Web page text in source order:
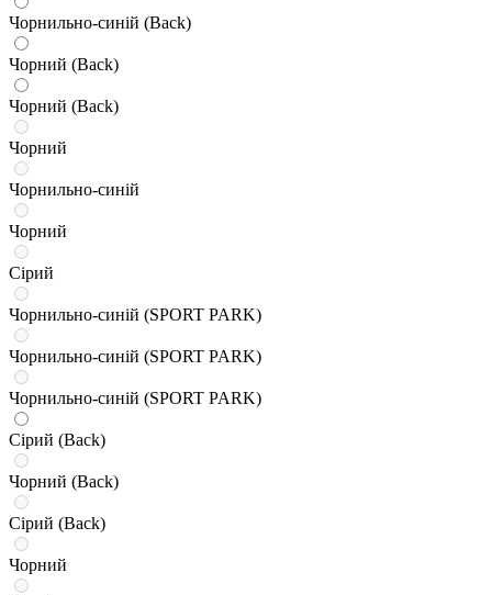
Чорнильно-синій (Back)
Чорний (Back)
Чорний (Back)
Чорний
Чорнильно-синій
Чорний
Сірий
Чорнильно-синій (SPORT PARK)
Чорнильно-синій (SPORT PARK)
Чорнильно-синій (SPORT PARK)
Сірий (Back)
Чорний (Back)
Сірий (Back)
Чорний